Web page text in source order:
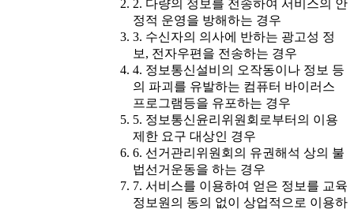
2. 다량의 정보를 전송하여 서비스의 안
정적 운영을 방해하는 경우
3. 수신자의 의사에 반하는 광고성 정
보, 전자우편을 전송하는 경우
4. 정보통신설비의 오작동이나 정보 등
의 파괴를 유발하는 컴퓨터 바이러스
프로그램등을 유포하는 경우
5. 정보통신윤리위원회로부터의 이용
제한 요구 대상인 경우
6. 선거관리위원회의 유권해석 상의 불
법선거운동을 하는 경우
7. 서비스를 이용하여 얻은 정보를 교육
정보원의 동의 없이 상업적으로 이용하